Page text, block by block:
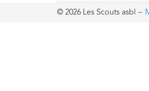
© 2026 Les Scouts asbl −